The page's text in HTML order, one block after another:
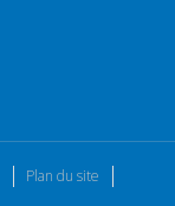
Plan du site